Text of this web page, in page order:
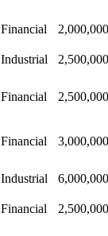
Financial
Industrial
Financial
Financial
Industrial
Financial